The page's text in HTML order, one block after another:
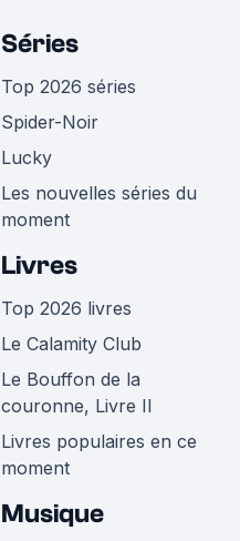
Séries
Top 2026 séries
Spider-Noir
Lucky
Les nouvelles séries du
moment
Livres
Top 2026 livres
Le Calamity Club
Le Bouffon de la
couronne, Livre II
Livres populaires en ce
moment
Musique